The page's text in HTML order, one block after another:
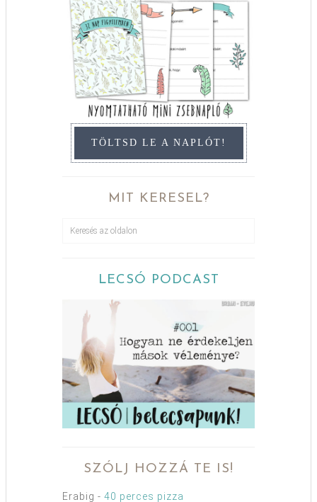
TÖLTSD LE A NAPLÓT!
MIT KERESEL?
LECSÓ PODCAST
SZÓLJ HOZZÁ TE IS!
Erabig - 40 perces pizza